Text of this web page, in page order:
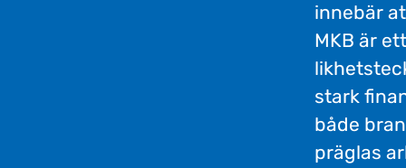
innebär
MKB är
stark
både
präglas